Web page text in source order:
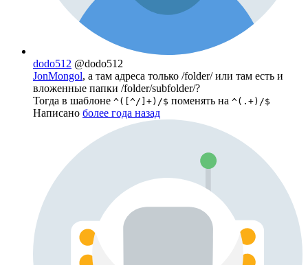
dodo512 @dodo512
JonMongol, а там адреса только /folder/ или там есть и
вложенные папки /folder/subfolder/?
Тогда в шаблоне ^([^/]+)/$ поменять на ^(.+)/$
Написано более года назад